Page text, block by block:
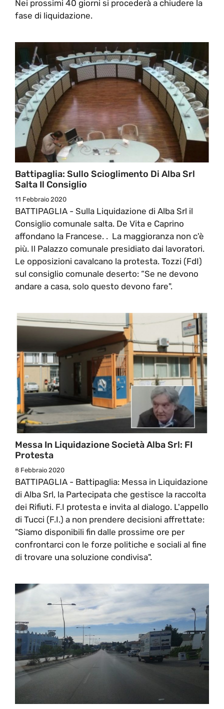
Nei prossimi 40 giorni si procederà a chiudere la
fase di liquidazione.
Battipaglia: Sullo Scioglimento Di Alba Srl
Salta Il Consiglio
11 Febbraio 2020
BATTIPAGLIA - Sulla Liquidazione di Alba Srl il
Consiglio comunale salta. De Vita e Caprino
affondano la Francese. . La maggioranza non c'è
più. Il Palazzo comunale presidiato dai lavoratori.
Le opposizioni cavalcano la protesta. Tozzi (FdI)
sul consiglio comunale deserto: “Se ne devono
andare a casa, solo questo devono fare".
Messa In Liquidazione Società Alba Srl: FI
Protesta
8 Febbraio 2020
BATTIPAGLIA - Battipaglia: Messa in Liquidazione
di Alba Srl, la Partecipata che gestisce la raccolta
dei Rifiuti. F.I protesta e invita al dialogo. L'appello
di Tucci (F.I.) a non prendere decisioni affrettate:
"Siamo disponibili fin dalle prossime ore per
confrontarci con le forze politiche e sociali al fine
di trovare una soluzione condivisa".